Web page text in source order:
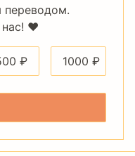
переводом.
нас! ❤️
₽ 1000 ₽